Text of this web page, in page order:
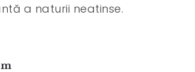
a naturii neatinse.